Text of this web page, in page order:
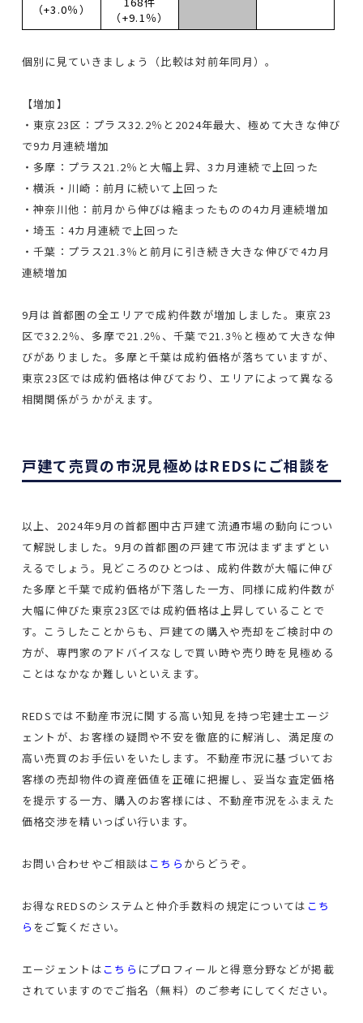
（+3.0％）
（+9.1％）
個別に見ていきましょう（比較は対前年同月）。
【増加】
・東京23区：プラス32.2％と2024年最大、極めて大きな伸び
で9カ月連続増加
・多摩：プラス21.2％と大幅上昇、3カ月連続で上回った
・横浜・川崎：前月に続いて上回った
・神奈川他：前月から伸びは縮まったものの4カ月連続増加
・埼玉：4カ月連続で上回った
・千葉：プラス21.3％と前月に引き続き大きな伸びで4カ月
連続増加
9月は首都圏の全エリアで成約件数が増加しました。東京23
区で32.2％、多摩で21.2％、千葉で21.3％と極めて大きな伸
びがありました。多摩と千葉は成約価格が落ちていますが、
東京23区では成約価格は伸びており、エリアによって異なる
相関関係がうかがえます。
戸建て売買の市況見極めはREDSにご相談を
以上、2024年9月の首都圏中古戸建て流通市場の動向につい
て解説しました。9月の首都圏の戸建て市況はまずまずとい
えるでしょう。見どころのひとつは、成約件数が大幅に伸び
た多摩と千葉で成約価格が下落した一方、同様に成約件数が
大幅に伸びた東京23区では成約価格は上昇していることで
す。こうしたことからも、戸建ての購入や売却をご検討中の
方が、専門家のアドバイスなしで買い時や売り時を見極める
ことはなかなか難しいといえます。
REDSでは不動産市況に関する高い知見を持つ宅建士エージ
ェントが、お客様の疑問や不安を徹底的に解消し、満足度の
高い売買のお手伝いをいたします。不動産市況に基づいてお
客様の売却物件の資産価値を正確に把握し、妥当な査定価格
を提示する一方、購入のお客様には、不動産市況をふまえた
価格交渉を精いっぱい行います。
お問い合わせやご相談は こちら からどうぞ。
お得なREDSのシステムと仲介手数料の規定については こち
ら をご覧ください。
エージェントは こちら にプロフィールと得意分野などが掲載
されていますのでご指名（無料）のご参考にしてください。